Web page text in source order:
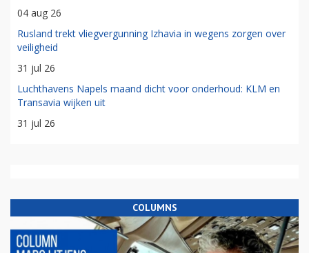
04 aug 26
Rusland trekt vliegvergunning Izhavia in wegens zorgen over
veiligheid
31 jul 26
Luchthavens Napels maand dicht voor onderhoud: KLM en
Transavia wijken uit
31 jul 26
COLUMNS